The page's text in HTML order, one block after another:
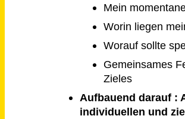
Mein
Worin liegen
Worauf sollte
Gemeinsames
Zieles
Aufbauend darauf :
individuellen und